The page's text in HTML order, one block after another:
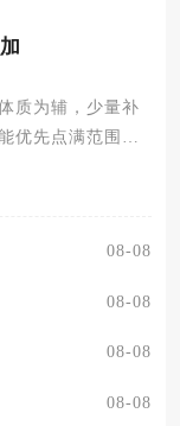
质为辅，少量补
优先点满范围输
成，整体分为纯
配日常刷怪、副
08-08
08-08
08-08
08-08